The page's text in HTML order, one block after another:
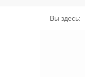
Вы здесь: